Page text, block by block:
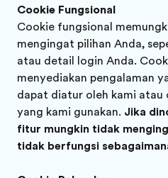
Cookie Fungsional
Cookie fungsional
mengingat pilihan Anda,
atau detail login Anda.
menyediakan pengalaman
dapat diatur oleh kami atau
yang kami gunakan. Jika
fitur mungkin tidak
tidak berfungsi